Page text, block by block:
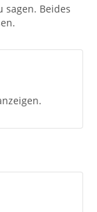
sagen. Beides